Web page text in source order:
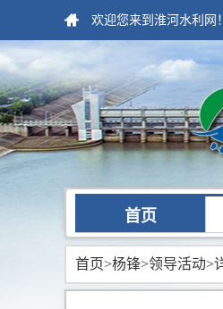
欢迎您来到淮河水利网！
首页
首页>杨锋>领导活动>